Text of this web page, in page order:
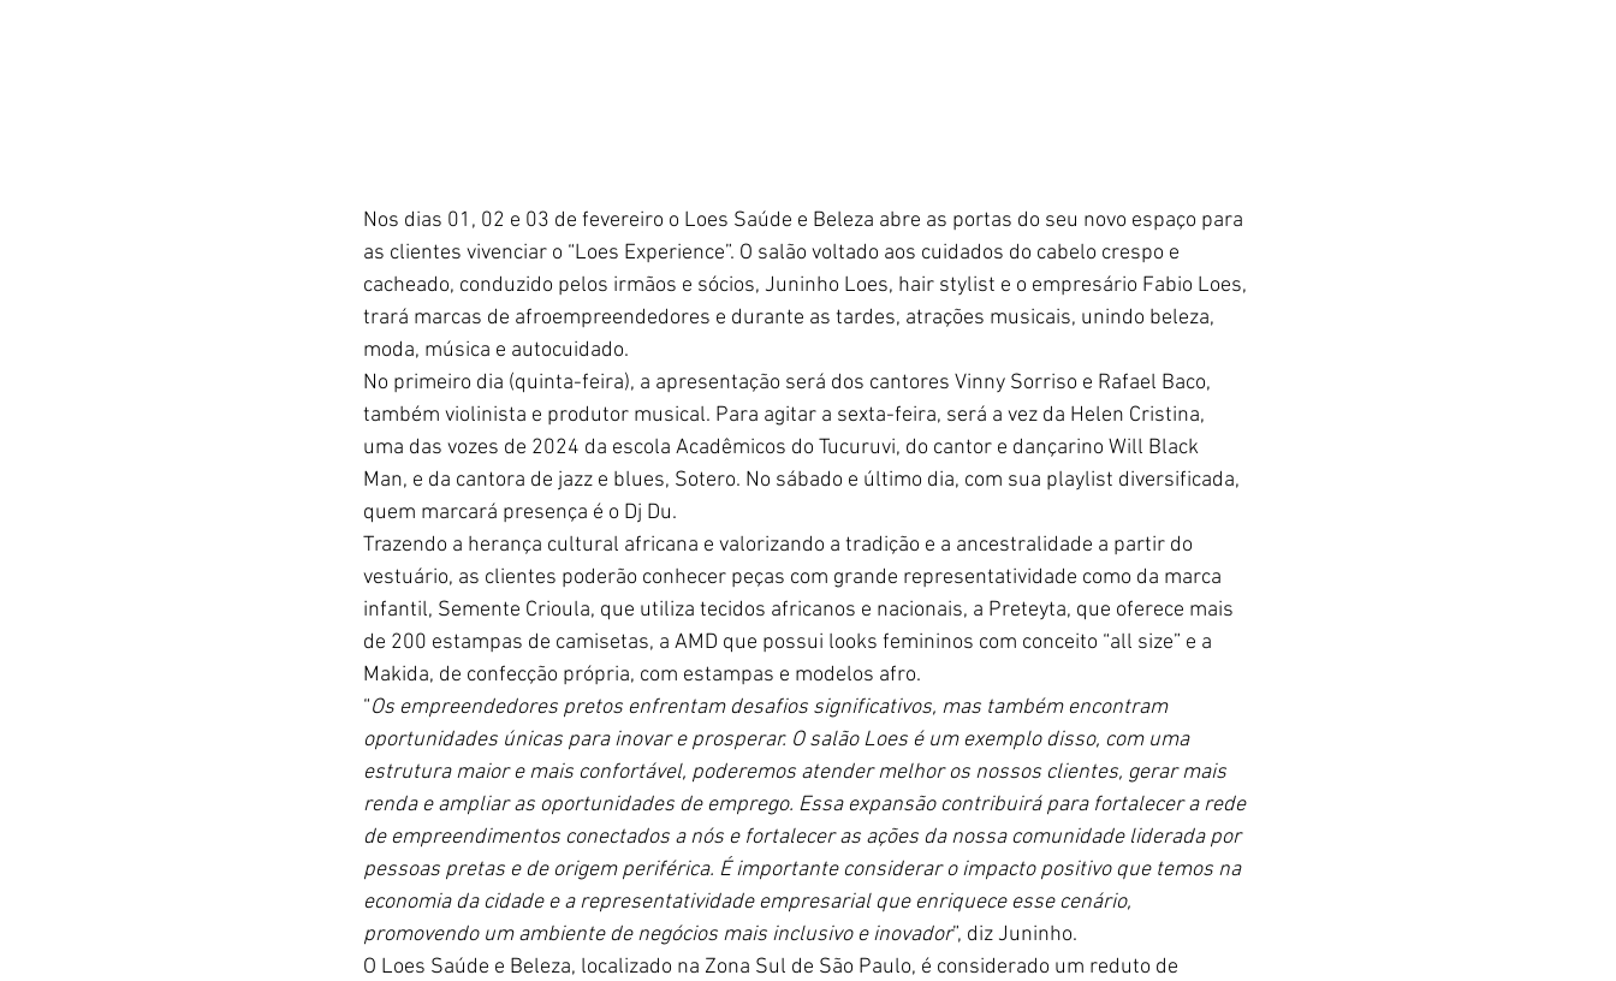
Nos dias 01, 02 e 03 de fevereiro o Loes Saúde e Beleza abre as portas do seu novo espaço para
as clientes vivenciar o “Loes Experience”. O salão voltado aos cuidados do cabelo crespo e
cacheado, conduzido pelos irmãos e sócios, Juninho Loes, hair stylist e o empresário Fabio Loes,
trará marcas de afroempreendedores e durante as tardes, atrações musicais, unindo beleza,
moda, música e autocuidado.
No primeiro dia (quinta-feira), a apresentação será dos cantores Vinny Sorriso e Rafael Baco,
também violinista e produtor musical. Para agitar a sexta-feira, será a vez da Helen Cristina,
uma das vozes de 2024 da escola Acadêmicos do Tucuruvi, do cantor e dançarino Will Black
Man, e da cantora de jazz e blues, Sotero. No sábado e último dia, com sua playlist diversificada,
quem marcará presença é o Dj Du.
Trazendo a herança cultural africana e valorizando a tradição e a ancestralidade a partir do
vestuário, as clientes poderão conhecer peças com grande representatividade como da marca
infantil, Semente Crioula, que utiliza tecidos africanos e nacionais, a Preteyta, que oferece mais
de 200 estampas de camisetas, a AMD que possui looks femininos com conceito “all size” e a
Makida, de confecção própria, com estampas e modelos afro.
“Os empreendedores pretos enfrentam desafios significativos, mas também encontram
oportunidades únicas para inovar e prosperar. O salão Loes é um exemplo disso, com uma
estrutura maior e mais confortável, poderemos atender melhor os nossos clientes, gerar mais
renda e ampliar as oportunidades de emprego. Essa expansão contribuirá para fortalecer a rede
de empreendimentos conectados a nós e fortalecer as ações da nossa comunidade liderada por
pessoas pretas e de origem periférica. É importante considerar o impacto positivo que temos na
economia da cidade e a representatividade empresarial que enriquece esse cenário,
promovendo um ambiente de negócios mais inclusivo e inovador”, diz Juninho.
O Loes Saúde e Beleza, localizado na Zona Sul de São Paulo, é considerado um reduto de